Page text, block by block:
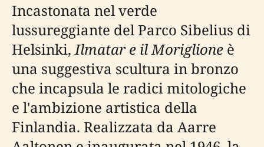
Incastonata nel verde
lussureggiante del Parco Sibelius di
Helsinki,Ilmatar e il Moriglione è
una suggestiva scultura in bronzo
che incapsula le radici mitologiche
e l'ambizione artistica della
Finlandia. Realizzata da Aarre